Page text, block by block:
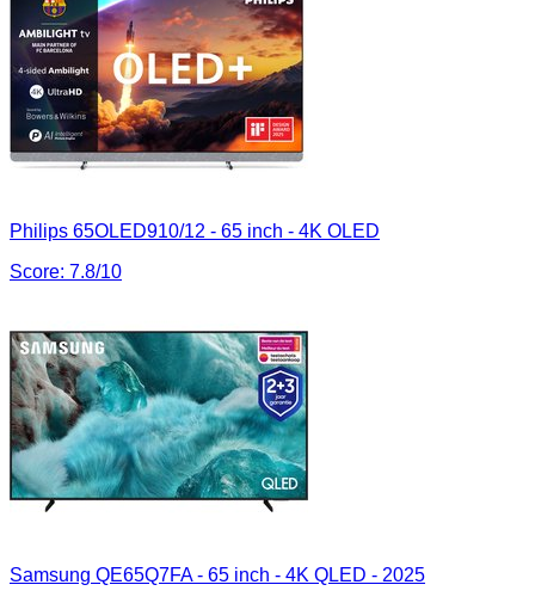
Philips 65OLED910/12 - 65 inch - 4K OLED
Score: 7.8/10
Samsung QE65Q7FA - 65 inch - 4K QLED - 2025